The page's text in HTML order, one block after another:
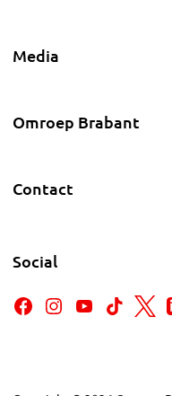
Media
Omroep Brabant
Contact
Social